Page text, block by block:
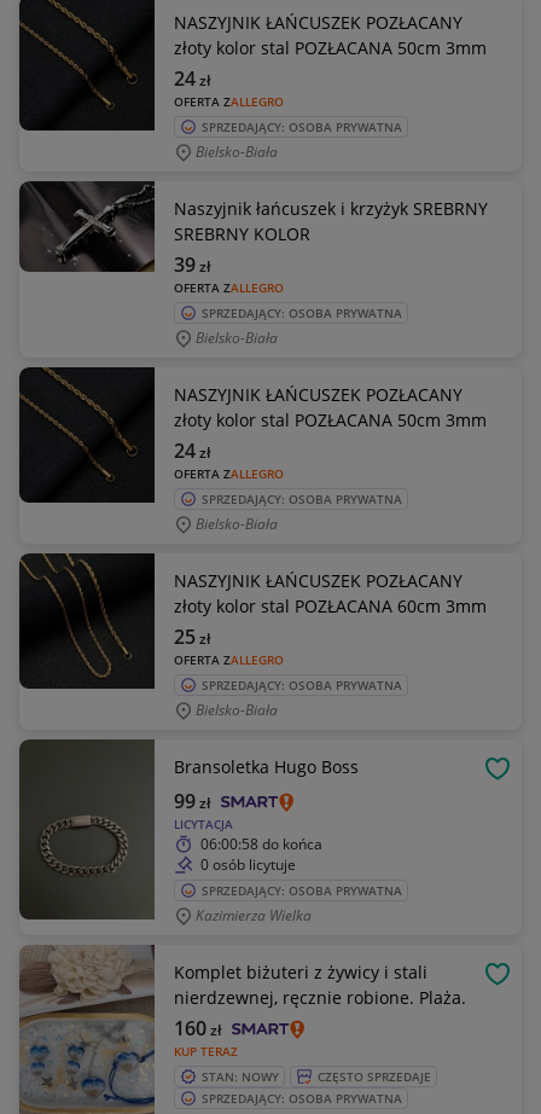
NASZYJNIK ŁAŃCUSZEK POZŁACANY
złoty kolor stal POZŁACANA 50cm 3mm
OFERTA ZALLEGRO
24zł
SPRZEDAJĄCY: OSOBA PRYWATNA
Bielsko-Biała
Naszyjnik łańcuszek i krzyżyk SREBRNY
SREBRNY KOLOR
OFERTA ZALLEGRO
39zł
SPRZEDAJĄCY: OSOBA PRYWATNA
Bielsko-Biała
NASZYJNIK ŁAŃCUSZEK POZŁACANY
złoty kolor stal POZŁACANA 50cm 3mm
OFERTA ZALLEGRO
24zł
SPRZEDAJĄCY: OSOBA PRYWATNA
Bielsko-Biała
NASZYJNIK ŁAŃCUSZEK POZŁACANY
złoty kolor stal POZŁACANA 60cm 3mm
OFERTA ZALLEGRO
25zł
SPRZEDAJĄCY: OSOBA PRYWATNA
Bielsko-Biała
Bransoletka Hugo Boss
LICYTACJA
99zł
06:00:58 do końca
0 osób licytuje
SPRZEDAJĄCY: OSOBA PRYWATNA
Kazimierza Wielka
Komplet biżuteri z żywicy i stali
nierdzewnej, ręcznie robione. Plaża.
KUP TERAZ
160zł
STAN: NOWY
CZĘSTO SPRZEDAJE
SPRZEDAJĄCY: OSOBA PRYWATNA